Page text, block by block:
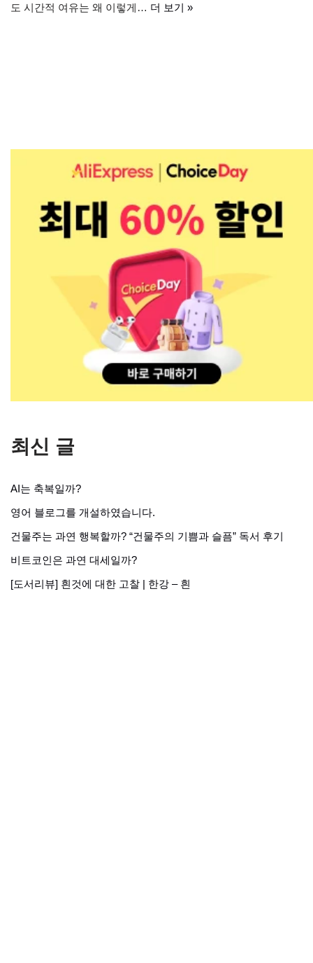
도 시간적 여유는 왜 이렇게… 더 보기 »
최신 글
AI는 축복일까?
영어 블로그를 개설하였습니다.
건물주는 과연 행복할까? “건물주의 기쁨과 슬픔” 독서 후기
비트코인은 과연 대세일까?
[도서리뷰] 흰것에 대한 고찰 | 한강 – 흰